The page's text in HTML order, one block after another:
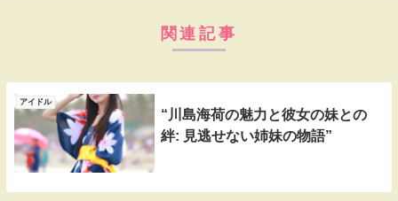
関連記事
アイドル
“川島海荷の魅力と彼女の妹との
絆: 見逃せない姉妹の物語”